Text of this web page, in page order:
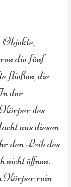
die fünf
fließen, die
der
des
aus diesen
den Leib des
nicht öffnen.
Körper rein